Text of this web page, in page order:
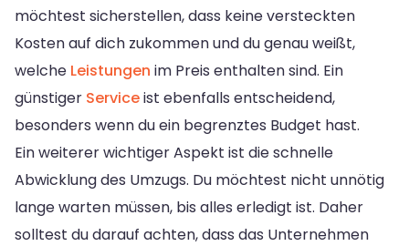
möchtest sicherstellen, dass keine versteckten
Kosten auf dich zukommen und du genau weißt,
welche Leistungen im Preis enthalten sind. Ein
günstiger Serviceist ebenfalls entscheidend,
besonders wenn du ein begrenztes Budget hast.
Ein weiterer wichtiger Aspekt ist die schnelle
Abwicklung des Umzugs. Du möchtest nicht unnötig
lange warten müssen, bis alles erledigt ist. Daher
solltest du darauf achten, dass das Unternehmen